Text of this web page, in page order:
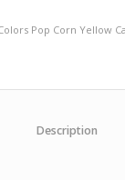
Pop Corn Yellow